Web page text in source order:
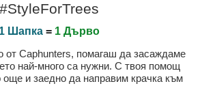
#StyleForTrees
1 Шапка = 1 Дърво
от Caphunters, помагаш да засаждаме
най-много са нужни. С твоя помощ
и заедно да направим крачка към